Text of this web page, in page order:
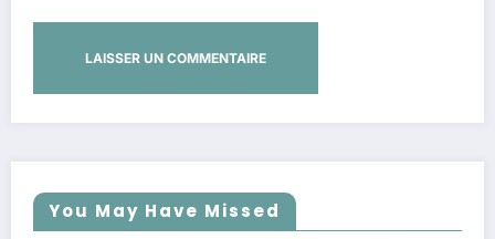
You May Have Missed